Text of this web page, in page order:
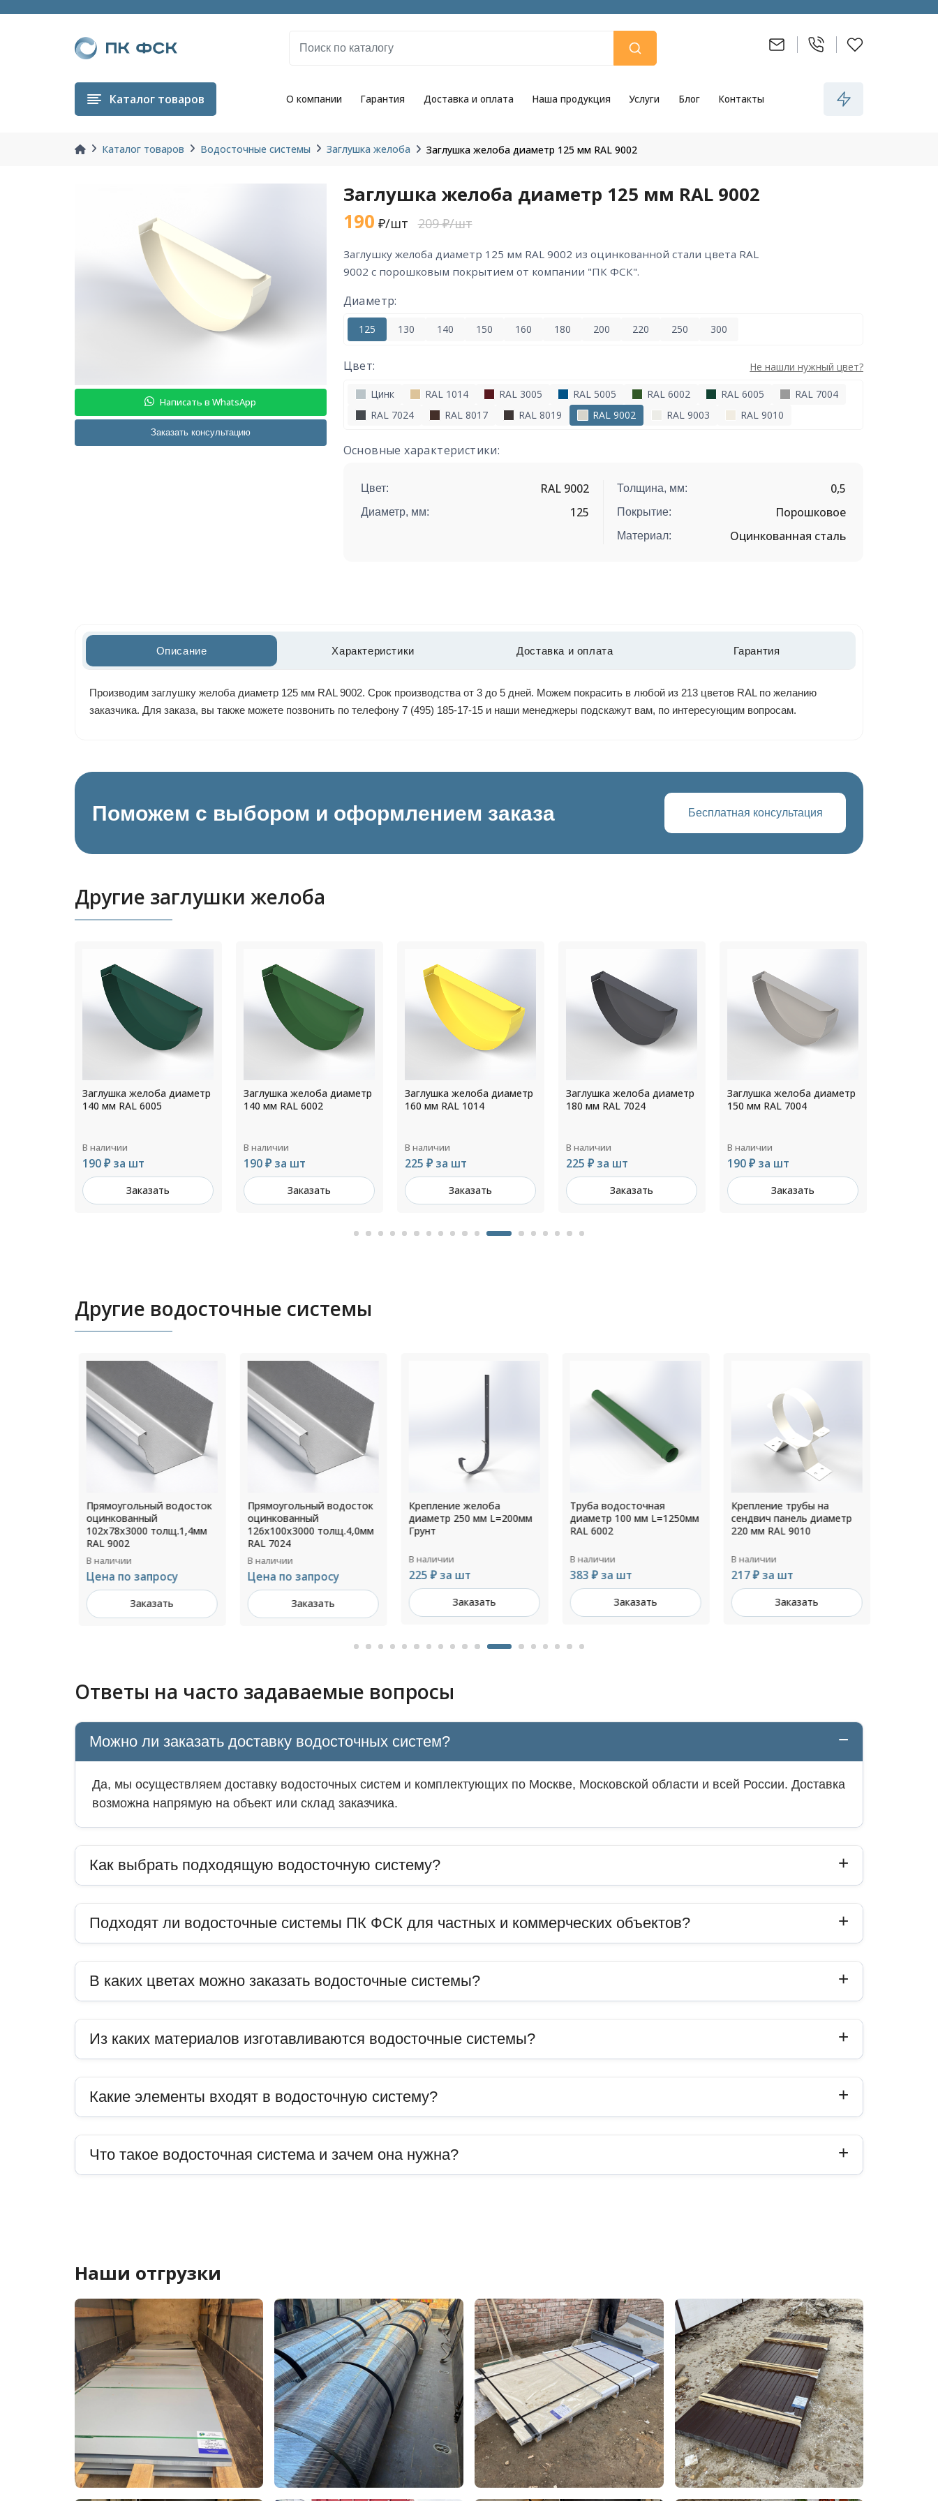
Каталог товаров О компании Гарантия Доставка и оплата Наша продукция Услуги Блог Контакты
Каталог товаров Водосточные системы Заглушка желоба Заглушка желоба диаметр 125 мм RAL 9002
Написать в WhatsApp
Заказать консультацию
Заглушка желоба диаметр 125 мм RAL 9002
190 ₽/шт 209 ₽/шт
заглушку желоба диаметр 125 мм RAL 9002 из оцинкованной стали цвета RAL
9002 с порошковым покрытием от компании "ПК ФСК".
Диаметр:
125 130 140 150 160 180 200 220 250 300
Цвет: Не нашли нужный цвет?
Цинк RAL 1014 RAL 3005 RAL 5005 RAL 6002 RAL 6005
RAL 7004
RAL 7024
RAL 8017 RAL 8019 RAL 9002 RAL 9003 RAL 9010
Основные характеристики:
Цвет: RAL 9002
Диаметр, мм: 125
Толщина, мм: 0,5
Покрытие: Порошковое
Материал: Оцинкованная сталь
Описание Характеристики Доставка и оплата Гарантия
Производим заглушку желоба диаметр 125 мм RAL 9002. Срок производства от 3 до 5 дней. Можем покрасить в любой из 213 цветов RAL по желанию
заказчика. Для заказа, вы также можете позвонить по телефону 7 (495) 185-17-15 и наши менеджеры подскажут вам, по интересующим вопросам.
Поможем с выбором и оформлением заказа Бесплатная консультация
Другие заглушки желоба
Заглушка желоба диаметр
140 мм RAL 6005
В наличии
190 ₽ за шт
Заказать
Заглушка желоба диаметр
140 мм RAL 6002
В наличии
190 ₽ за шт
Заказать
Заглушка желоба диаметр
160 мм RAL 1014
В наличии
225 ₽ за шт
Заказать
Заглушка желоба диаметр
180 мм RAL 7024
В наличии
225 ₽ за шт
Заказать
Заглушка желоба диаметр
150 мм RAL 7004
В наличии
190 ₽ за шт
Заказать
Другие водосточные системы
Прямоугольный водосток
оцинкованный
102х78х3000 толщ.1,4мм
RAL 9002
В наличии
Цена по запросу
Заказать
Прямоугольный водосток
оцинкованный
126х100х3000 толщ.4,0мм
RAL 7024
В наличии
Цена по запросу
Заказать
Крепление желоба
диаметр 250 мм L=200мм
Грунт
В наличии
225 ₽ за шт
Заказать
Труба водосточная
диаметр 100 мм L=1250мм
RAL 6002
В наличии
383 ₽ за шт
Заказать
Крепление трубы на
сендвич панель диаметр
220 мм RAL 9010
В наличии
217 ₽ за шт
Заказать
Ответы на часто задаваемые вопросы
Можно ли заказать доставку водосточных систем?
Да, мы осуществляем доставку водосточных систем и комплектующих по Москве, Московской области и всей России. Доставка
возможна напрямую на объект или склад заказчика.
Как выбрать подходящую водосточную систему?
Подходят ли водосточные системы ПК ФСК для частных и коммерческих объектов?
В каких цветах можно заказать водосточные системы?
Из каких материалов изготавливаются водосточные системы?
Какие элементы входят в водосточную систему?
Что такое водосточная система и зачем она нужна?
Наши отгрузки